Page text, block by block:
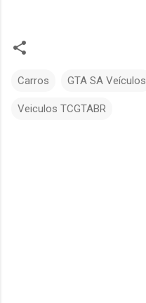
Carros GTA SA Veículos
Veiculos TCGTABR